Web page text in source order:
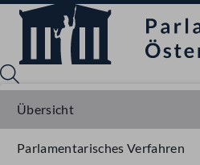
Übersicht
Parlamentarisches Verfahren